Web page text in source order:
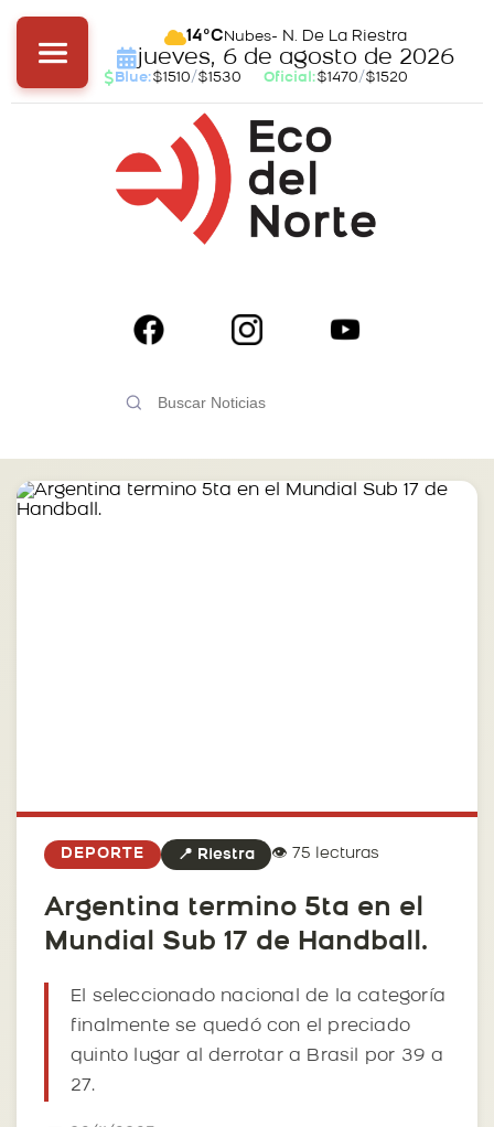
14°C Nubes- N. De La Riestra
jueves, 6 de agosto de 2026
Blue:$1510/$1530 Oficial:$1470/$1520
DEPORTE 📍 Riestra 👁️ 75 lecturas
Argentina termino 5ta en el
Mundial Sub 17 de Handball.
El seleccionado nacional de la categoría
finalmente se quedó con el preciado
quinto lugar al derrotar a Brasil por 39 a
27.